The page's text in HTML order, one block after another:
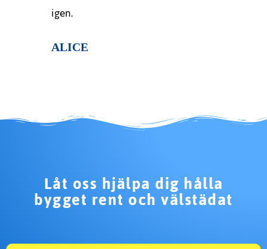
igen.
ALICE
Låt oss hjälpa dig hålla
bygget rent och välstädat